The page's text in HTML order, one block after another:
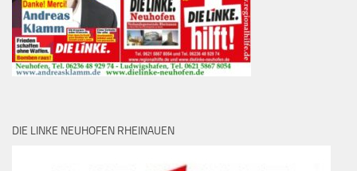
DIE LINKE NEUHOFEN RHEINAUEN